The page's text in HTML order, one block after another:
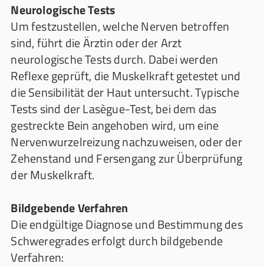
Neurologische Tests
Um festzustellen, welche Nerven betroffen
sind, führt die Ärztin oder der Arzt
neurologische Tests durch. Dabei werden
Reflexe geprüft, die Muskelkraft getestet und
die Sensibilität der Haut untersucht. Typische
Tests sind der Lasègue-Test, bei dem das
gestreckte Bein angehoben wird, um eine
Nervenwurzelreizung nachzuweisen, oder der
Zehenstand und Fersengang zur Überprüfung
der Muskelkraft.
Bildgebende Verfahren
Die endgültige Diagnose und Bestimmung des
Schweregrades erfolgt durch bildgebende
Verfahren: